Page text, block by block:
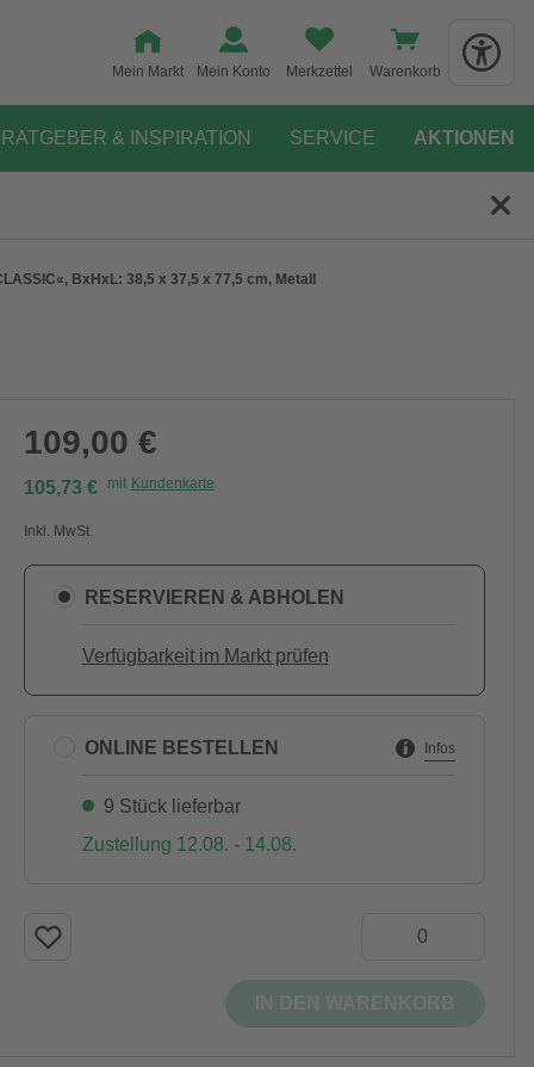
Mein Markt Mein Konto Merkzettel Warenkorb
RATGEBER & INSPIRATION SERVICE AKTIONEN
BxHxL: 38,5 x 37,5 x 77,5 cm, Metall
109,00 €
105,73 € mit Kundenkarte
Inkl. MwSt.
RESERVIEREN & ABHOLEN
Verfügbarkeit im Markt prüfen
ONLINE BESTELLEN Infos
9 Stück lieferbar
Zustellung 12.08. - 14.08.